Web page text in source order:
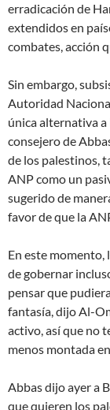
erradicación de
extendidos en
combates, acción
Sin embargo,
Autoridad
única alternativa
consejero de
de los palestinos,
ANPcomo un
sugerido de
favor de que la
En este
de gobernar
pensar que
fantasía, dijo Al-
activo, así que no
menos montada
Abbas dijo ayer a
que quieren los